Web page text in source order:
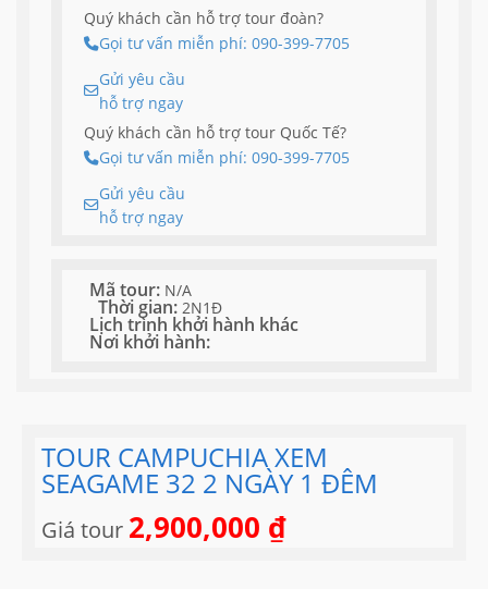
Quý khách cần hỗ trợ tour đoàn?
Gọi tư vấn miễn phí: 090-399-7705
Gửi yêu cầu
hỗ trợ ngay
Quý khách cần hỗ trợ tour Quốc Tế?
Gọi tư vấn miễn phí: 090-399-7705
Gửi yêu cầu
hỗ trợ ngay
Mã tour: N/A
Thời gian: 2N1Đ
Lịch trình khởi hành khác
Nơi khởi hành:
TOUR CAMPUCHIA XEM
SEAGAME 32 2 NGÀY 1 ĐÊM
Giá tour 2,900,000 ₫